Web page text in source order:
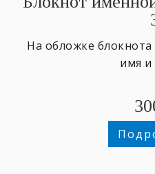
На обложке
имя и